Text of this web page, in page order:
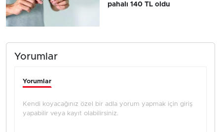
pahalı 140 TL oldu
Yorumlar
Yorumlar
Kendi koyacağınız özel bir adla yorum yapmak için giriş
yapabilir veya kayıt olabilirsiniz.